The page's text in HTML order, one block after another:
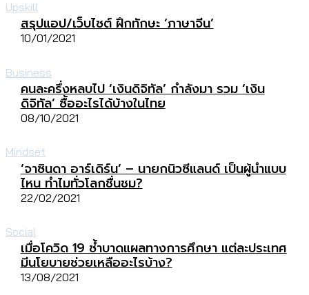
Upskill
สรุปแอป/เว็บไซต์ ฝึกทักษะ ‘ภาษาจีน’
10/01/2021
Business
คนละครึ่งหลบไป ‘เงินดิจิทัล’ กำลังมา รวม ‘เงิน
ดิจิทัล’ ซื้ออะไรได้บ้างในไทย
08/10/2021
Mindset
‘จาซินดา อาร์เดิร์น’ – นายกนิวซีแลนด์ เป็นผู้นำแบบ
ไหน ทำไมทั่วโลกชื่นชม?
22/02/2021
Social
เมื่อโควิด 19 ซ้ำบาดแผลทางการศึกษา แต่ละประเทศ​​
มีนโยบายช่วยเหลืออะไรบ้าง?
13/08/2021